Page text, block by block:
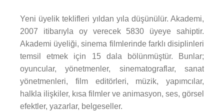
Yeni üyelik teklifleri yıldan yıla düşünülür. Akademi,
2007 itibarıyla oy verecek 5830 üyeye sahiptir.
Akademi üyeliği, sinema filmlerinde farklı disiplinleri
temsil etmek için 15 dala bölünmüştür. Bunlar;
oyuncular, yönetmenler, sinematograflar, sanat
yönetmenleri, film editörleri, müzik, yapımcılar,
halkla ilişkiler, kısa filmler ve animasyon, ses, görsel
efektler, yazarlar, belgeseller.